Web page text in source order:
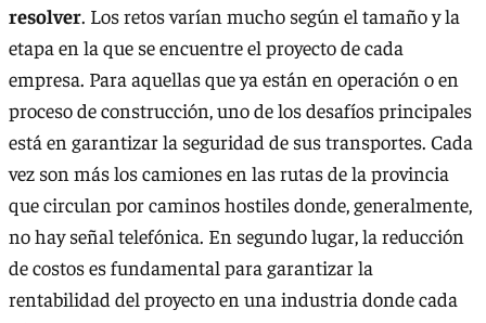
resolver. Los retos varían mucho según el tamaño y la
etapa en la que se encuentre el proyecto de cada
empresa. Para aquellas que ya están en operación o en
proceso de construcción, uno de los desafíos principales
está en garantizar la seguridad de sus transportes. Cada
vez son más los camiones en las rutas de la provincia
que circulan por caminos hostiles donde, generalmente,
no hay señal telefónica. En segundo lugar, la reducción
de costos es fundamental para garantizar la
rentabilidad del proyecto en una industria donde cada